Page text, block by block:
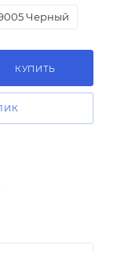
Черный
КУПИТЬ